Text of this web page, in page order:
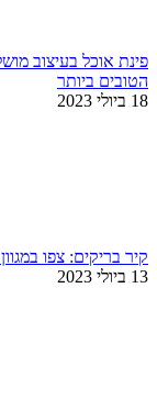
פינת אוכל בעיצוב
הטובים ביותר
18 ביולי 2023
קיר בריקים: צפו
13 ביולי 2023